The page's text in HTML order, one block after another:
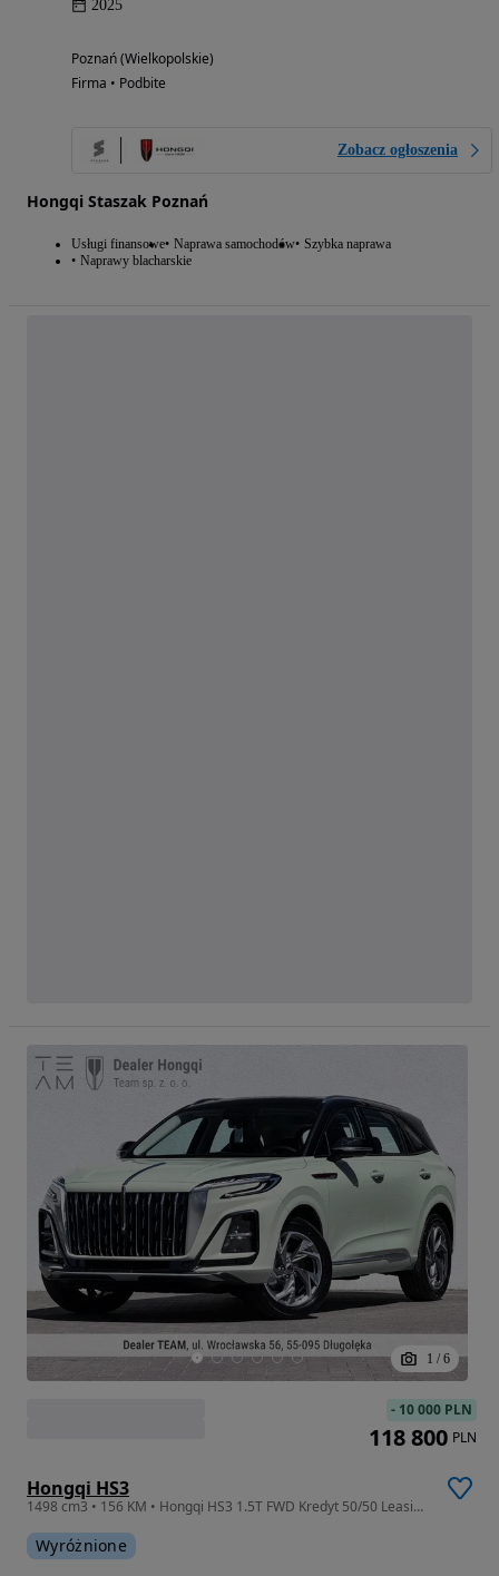
2025
Poznań (Wielkopolskie)
Firma • Podbite
Zobacz ogłoszenia
Hongqi Staszak Poznań
Usługi finansowe Naprawa samochodów Szybka naprawa
Naprawy blacharskie
1 / 6
Hongqi HS3
1498 cm3 • 156 KM • Hongqi HS3 1.5T FWD Kredyt 50/50 Leasing 101% OC/AC za 1zł
Wyróżnione
- 10 000 PLN
118 800 PLN